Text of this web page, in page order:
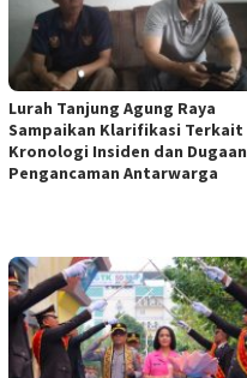
Lurah Tanjung Agung Raya
Sampaikan Klarifikasi Terkait
Kronologi Insiden dan Dugaan
Pengancaman Antarwarga